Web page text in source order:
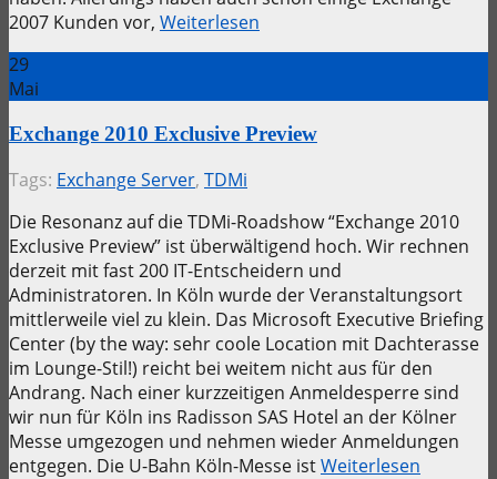
2007 Kunden vor, Weiterlesen
29
Mai
Exchange 2010 Exclusive Preview
Tags: Exchange Server, TDMi
Die Resonanz auf die TDMi-Roadshow “Exchange 2010
Exclusive Preview” ist überwältigend hoch. Wir rechnen
derzeit mit fast 200 IT-Entscheidern und
Administratoren. In Köln wurde der Veranstaltungsort
mittlerweile viel zu klein. Das Microsoft Executive Briefing
Center (by the way: sehr coole Location mit Dachterasse
im Lounge-Stil!) reicht bei weitem nicht aus für den
Andrang. Nach einer kurzzeitigen Anmeldesperre sind
wir nun für Köln ins Radisson SAS Hotel an der Kölner
Messe umgezogen und nehmen wieder Anmeldungen
entgegen. Die U-Bahn Köln-Messe istWeiterlesen